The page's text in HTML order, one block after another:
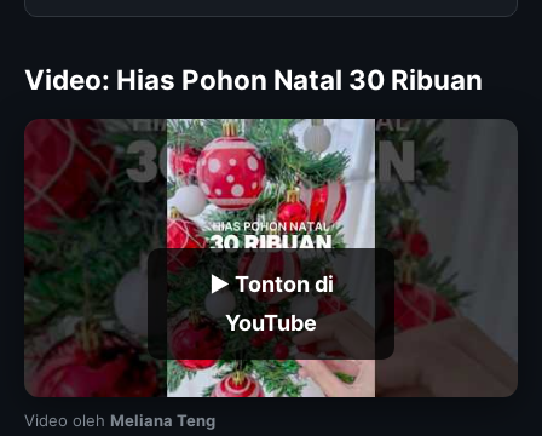
Video: Hias Pohon Natal 30 Ribuan
▶ Tonton di
YouTube
Video oleh Meliana Teng